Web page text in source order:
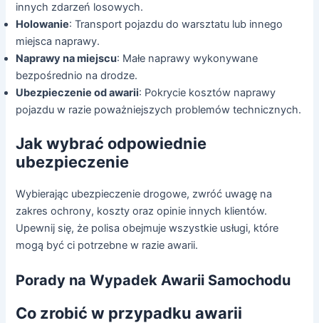
innych zdarzeń losowych.
Holowanie: Transport pojazdu do warsztatu lub innego
miejsca naprawy.
Naprawy na miejscu: Małe naprawy wykonywane
bezpośrednio na drodze.
Ubezpieczenie od awarii: Pokrycie kosztów naprawy
pojazdu w razie poważniejszych problemów technicznych.
Jak wybrać odpowiednie
ubezpieczenie
Wybierając ubezpieczenie drogowe, zwróć uwagę na
zakres ochrony, koszty oraz opinie innych klientów.
Upewnij się, że polisa obejmuje wszystkie usługi, które
mogą być ci potrzebne w razie awarii.
Porady na Wypadek Awarii Samochodu
Co zrobić w przypadku awarii